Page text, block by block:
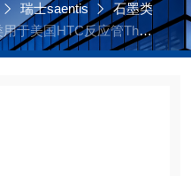
瑞士saentis
石墨类
于美国HTC反应管Ther